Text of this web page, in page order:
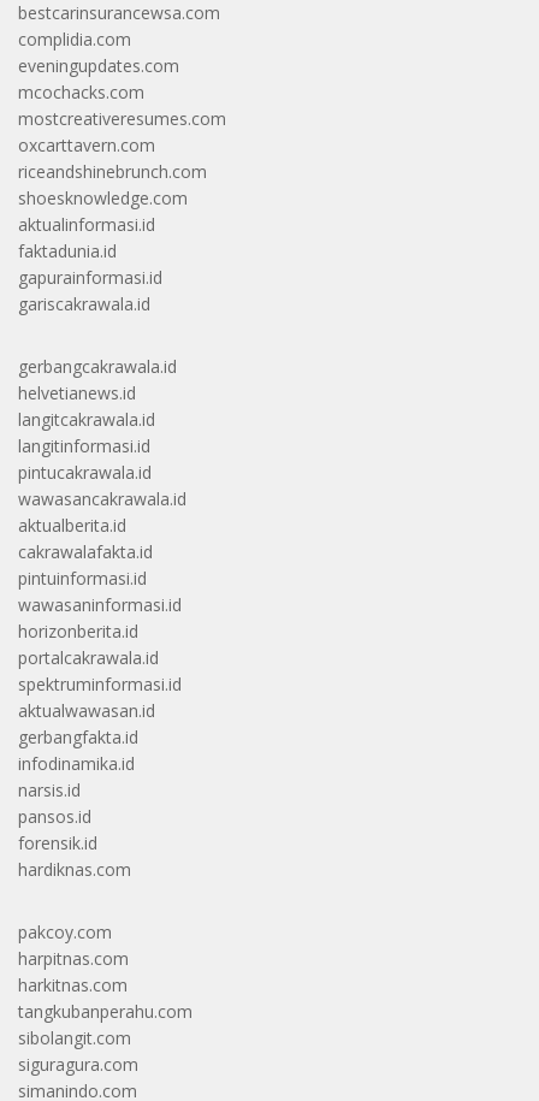
bestcarinsurancewsa.com
complidia.com
eveningupdates.com
mcochacks.com
mostcreativeresumes.com
oxcarttavern.com
riceandshinebrunch.com
shoesknowledge.com
aktualinformasi.id
faktadunia.id
gapurainformasi.id
gariscakrawala.id
gerbangcakrawala.id
helvetianews.id
langitcakrawala.id
langitinformasi.id
pintucakrawala.id
wawasancakrawala.id
aktualberita.id
cakrawalafakta.id
pintuinformasi.id
wawasaninformasi.id
horizonberita.id
portalcakrawala.id
spektruminformasi.id
aktualwawasan.id
gerbangfakta.id
infodinamika.id
narsis.id
pansos.id
forensik.id
hardiknas.com
pakcoy.com
harpitnas.com
harkitnas.com
tangkubanperahu.com
sibolangit.com
siguragura.com
simanindo.com